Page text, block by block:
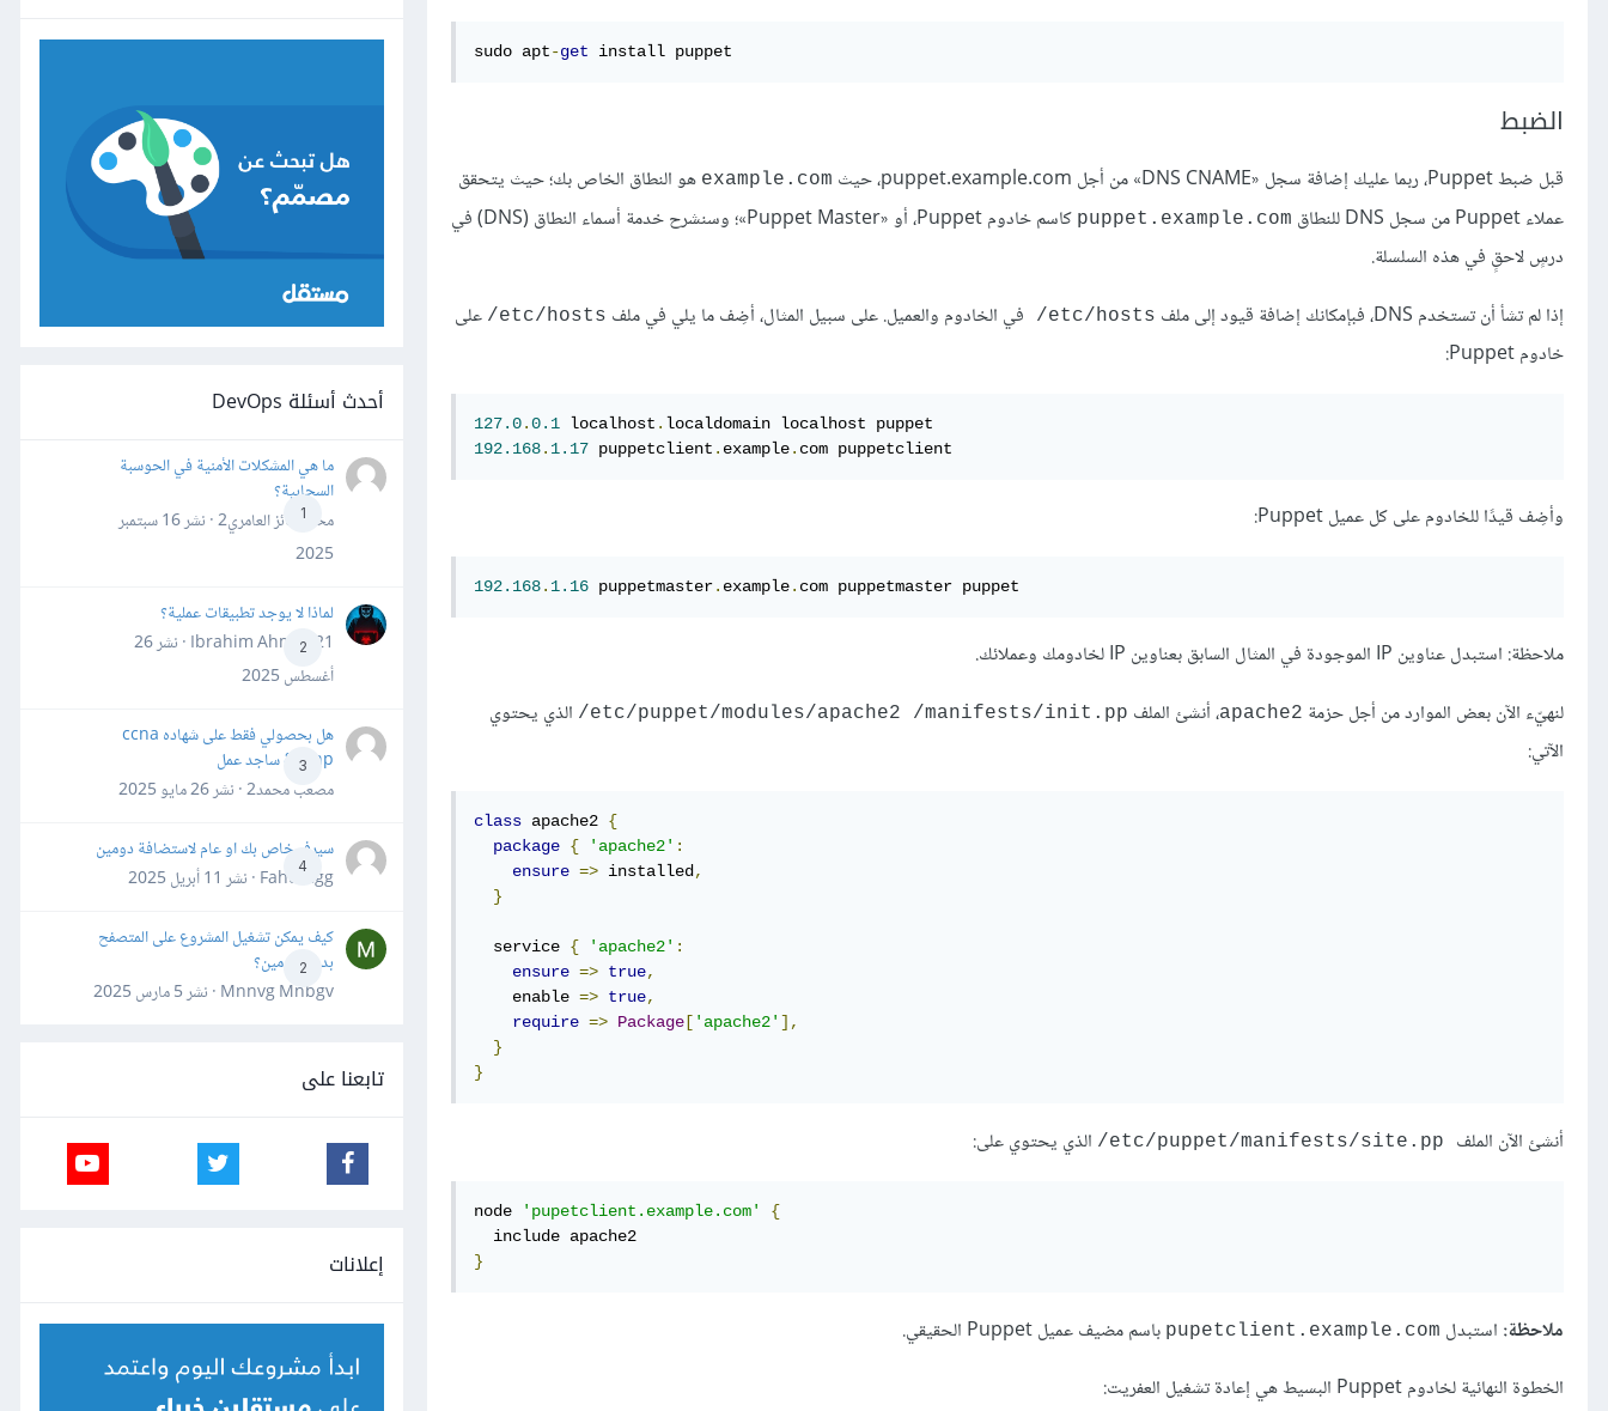
sudo apt-get install puppet
الضبط
قبل ضبط Puppet، ربما عليك إضافة سجل «DNS CNAME» من أجل puppet.example.com، حيث example.com هو النطاق الخاص بك؛ حيث يتحقق
عملاء Puppet من سجل DNS للنطاق
puppet.example.com
كاسم خادوم Puppet، أو «Puppet Master»؛ وسنشرح خدمة أسماء النطاق (DNS) في
درسٍ لاحقٍ في هذه السلسلة.
إذا لم تشأ أن تستخدم DNS، فبإمكانك إضافة قيود إلى ملف
‎/etc/hosts في الخادوم والعميل. على سبيل المثال، أضِف ما يلي في ملف ‎/etc/hosts على
خادوم Puppet:
127.0.0.1 localhost .
192.168. 1.17 puppetclient . example. com puppetclient
وأضِف قيدًا للخادوم على كل عميل Puppet:
192.168. 1.16 puppetmaster. example. com puppetmaster puppet
ملاحظة: استبدل عناوين IP الموجودة في المثال السابق بعناوين IP لخادومك وعملائك.
لنهيّء الآن بعض الموارد من أجل حزمة apache2، أنشئ الملف ‎/etc/puppet/modules/apache2 ‎/manifests/init.pp الذي يحتوي
الآتي:
class apache2 {
package { 'apache2' :
ensure => installed ,
}
service { 'apache2' :
ensure => true,
enable => true,
require => Package [ 'apache2' ],
}
}
أنشئ الآن الملف الذي يحتوي على:
node 'pupetclient.example.com'
{
}
ملاحظة: استبدل pupetclient.example.com باسم مضيف عميل Puppet الحقيقي.
الخطوة النهائية لخادوم Puppet البسيط هي إعادة تشغيل العفريت:
أحدث أسئلة DevOps
1
ما هي المشكلات الأمنية في الحوسبة
السحابية؟
محمد فائز العامري2 · نشر
16 سبتمبر
2025
2
لماذا لا يوجد تطبيقات عملية؟
Ibrahim Ahmed21 · نشر
26
أغسطس 2025
3
هل بحصولي فقط على شهاده ccna
&ccnp ساجد عمل
مصعب محمد2 · نشر
26 مايو 2025
4
سيرفر خاص بك او عام لاستضافة دومين
Fahd Ggg · نشر
11 أبريل 2025
2
كيف يمكن تشغيل المشروع على المتصفح
بدون دومين؟
Mnnvg Mnbgv · نشر
5 مارس 2025
تابعنا على
إعلانات